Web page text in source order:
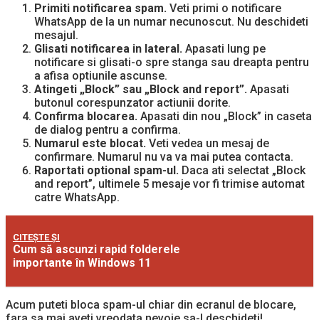
Primiti notificarea spam. Veti primi o notificare
WhatsApp de la un numar necunoscut. Nu deschideti
mesajul.
Glisati notificarea in lateral. Apasati lung pe
notificare si glisati-o spre stanga sau dreapta pentru
a afisa optiunile ascunse.
Atingeti „Block” sau „Block and report”. Apasati
butonul corespunzator actiunii dorite.
Confirma blocarea. Apasati din nou „Block” in caseta
de dialog pentru a confirma.
Numarul este blocat. Veti vedea un mesaj de
confirmare. Numarul nu va va mai putea contacta.
Raportati optional spam-ul. Daca ati selectat „Block
and report”, ultimele 5 mesaje vor fi trimise automat
catre WhatsApp.
CITEȘTE ȘI
Cum să ascunzi rapid folderele
importante în Windows 11
Acum puteti bloca spam-ul chiar din ecranul de blocare,